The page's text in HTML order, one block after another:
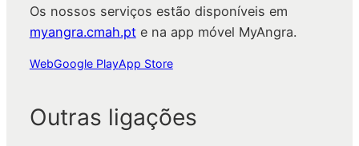
Os nossos serviços estão disponíveis em
myangra.cmah.pt e na app móvel MyAngra.
WebGoogle PlayApp Store
Outras ligações